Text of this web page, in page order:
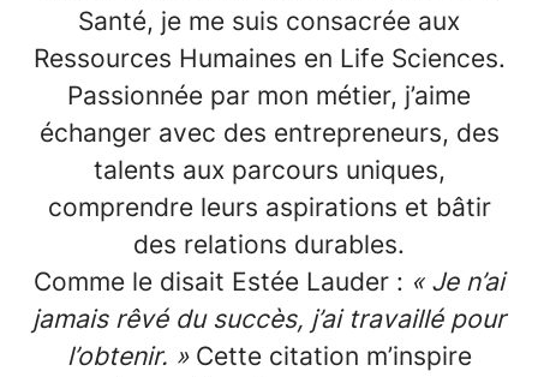
Santé, je me suis consacrée aux
Ressources Humaines en Life Sciences.
Passionnée par mon métier, j’aime
échanger avec des entrepreneurs, des
talents aux parcours uniques,
comprendre leurs aspirations et bâtir
des relations durables.
Comme le disait Estée Lauder : « Je n’ai
jamais rêvé du succès, j’ai travaillé pour
l’obtenir. »Cette citation m’inspire